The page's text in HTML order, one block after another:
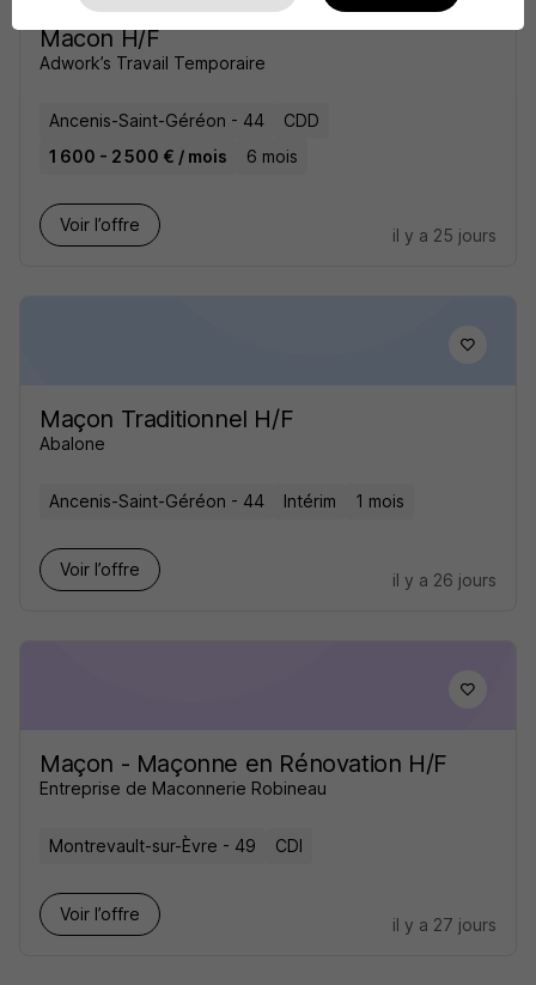
Macon H/F
Adwork’s Travail Temporaire
Ancenis-Saint-Géréon - 44
CDD
1 600 - 2 500 € / mois
6 mois
Voir l’offre
il y a 25 jours
Maçon Traditionnel H/F
Abalone
Ancenis-Saint-Géréon - 44 Intérim 1 mois
Voir l’offre
il y a 26 jours
Maçon - Maçonne en Rénovation H/F
Entreprise de Maconnerie Robineau
Montrevault-sur-Èvre - 49 CDI
Voir l’offre
il y a 27 jours